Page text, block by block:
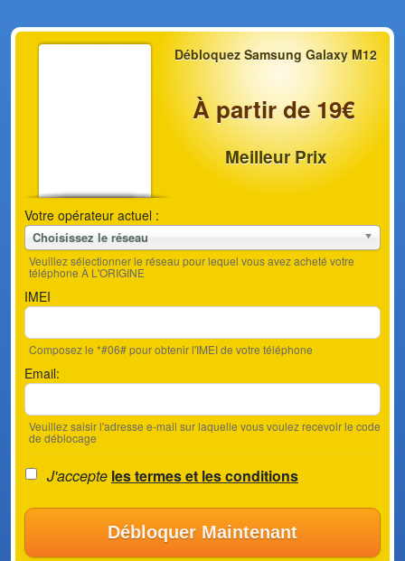
Débloquez Samsung Galaxy M12
À partir de 19€
Meilleur Prix
Votre opérateur actuel :
Choisissez le réseau
Veuillez sélectionner le réseau pour lequel vous avez acheté votre
téléphone À L'ORIGINE
IMEI
Composez le *#06# pour obtenir l'IMEI de votre téléphone
Email:
Veuillez saisir l'adresse e-mail sur laquelle vous voulez recevoir le code
de déblocage
J'accepte les termes et les conditions
Débloquer Maintenant